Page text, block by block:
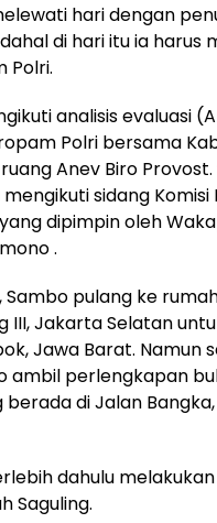
hari dengan
di hari itu ia harus
Polri.
analisis evaluasi
Polri bersama
Anev Biro
sidang Komisi
yang dipimpin oleh
.
Sambo pulang ke
III, Jakarta Selatan
Jawa Barat. Namun
ambil perlengkapan
berada di Jalan
dahulu
Saguling.